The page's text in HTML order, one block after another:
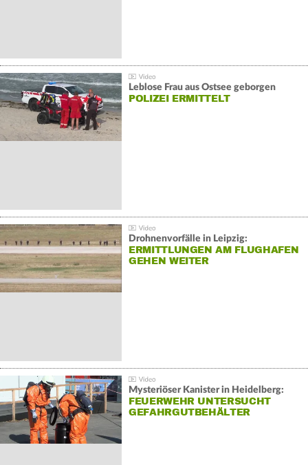
Leblose Frau aus Ostsee geborgen
POLIZEI ERMITTELT
Drohnenvorfälle in Leipzig:
ERMITTLUNGEN AM FLUGHAFEN
GEHEN WEITER
Mysteriöser Kanister in Heidelberg:
FEUERWEHR UNTERSUCHT
GEFAHRGUTBEHÄLTER